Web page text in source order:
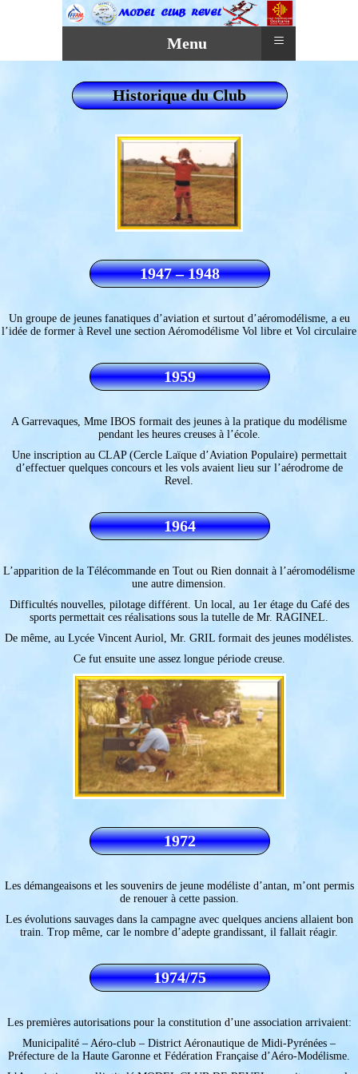
Menu ≡
Historique du Club
1947 – 1948
Un groupe de jeunes fanatiques d’aviation et surtout d’aéromodélisme, a eu
l’idée de former à Revel une section Aéromodélisme Vol libre et Vol circulaire
1959
A Garrevaques, Mme IBOS formait des jeunes à la pratique du modélisme
pendant les heures creuses à l’école.
Une inscription au CLAP (Cercle Laïque d’Aviation Populaire) permettait
d’effectuer quelques concours et les vols avaient lieu sur l’aérodrome de
Revel.
1964
L’apparition de la Télécommande en Tout ou Rien donnait à l’aéromodélisme
une autre dimension.
Difficultés nouvelles, pilotage différent. Un local, au 1er étage du Café des
sports permettait ces réalisations sous la tutelle de Mr. RAGINEL.
De même, au Lycée Vincent Auriol, Mr. GRIL formait des jeunes modélistes.
Ce fut ensuite une assez longue période creuse.
1972
Les démangeaisons et les souvenirs de jeune modéliste d’antan, m’ont permis
de renouer à cette passion.
Les évolutions sauvages dans la campagne avec quelques anciens allaient bon
train. Trop même, car le nombre d’adepte grandissant, il fallait réagir.
1974/75
Les premières autorisations pour la constitution d’une association arrivaient:
Municipalité – Aéro-club – District Aéronautique de Midi-Pyrénées –
Préfecture de la Haute Garonne et Fédération Française d’Aéro-Modélisme.